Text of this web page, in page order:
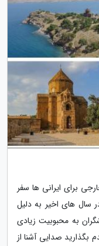
برای ایرانی ها سفر
سال های اخیر به دلیل
به محبوبیت زیادی
صدایی آشنا از